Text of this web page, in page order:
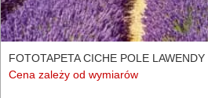
FOTOTAPETA CICHE POLE
Cena zależy od wymiarów